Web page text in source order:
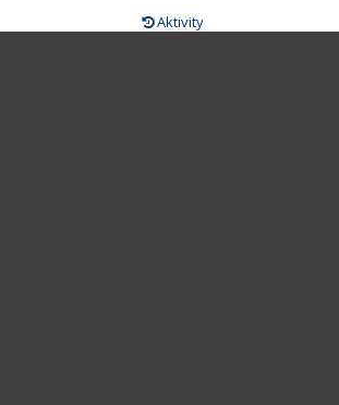
Aktivity